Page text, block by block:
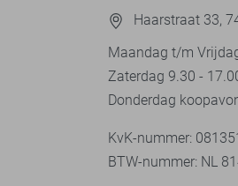
Haarstraat 33,
Maandag t/m
Zaterdag 9.30 -
Donderdag
KvK-nummer:
BTW-nummer: NL